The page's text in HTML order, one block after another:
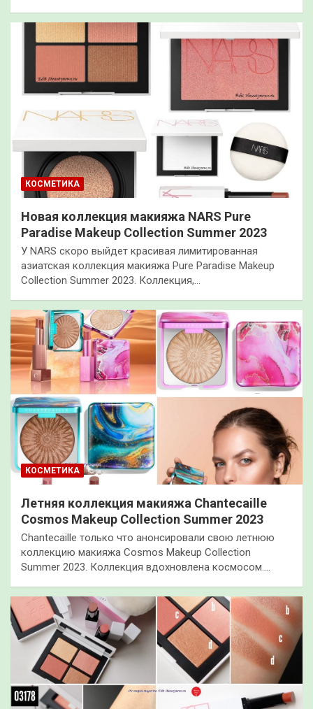
КОСМЕТИКА
Новая коллекция макияжа NARS Pure
Paradise Makeup Collection Summer 2023
У NARS скоро выйдет красивая лимитированная
азиатская коллекция макияжа Pure Paradise Makeup
Collection Summer 2023. Коллекция,…
КОСМЕТИКА
Летняя коллекция макияжа Chantecaille
Cosmos Makeup Collection Summer 2023
Chantecaille только что анонсировали свою летнюю
коллекцию макияжа Cosmos Makeup Collection
Summer 2023. Коллекция вдохновлена космосом.…